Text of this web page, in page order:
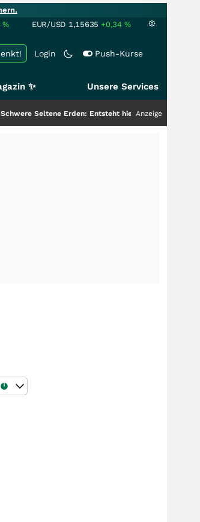
% EUR/USD 1,15635 +0,34 %
Login Push-Kurse
✨ Unsere Services
Seltene Erden: Entsteht hier die nächsteAnzeige